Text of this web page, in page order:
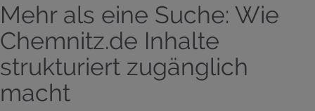
Mehr als eine Suche: Wie
Chemnitz.de Inhalte
strukturiert zugänglich
macht